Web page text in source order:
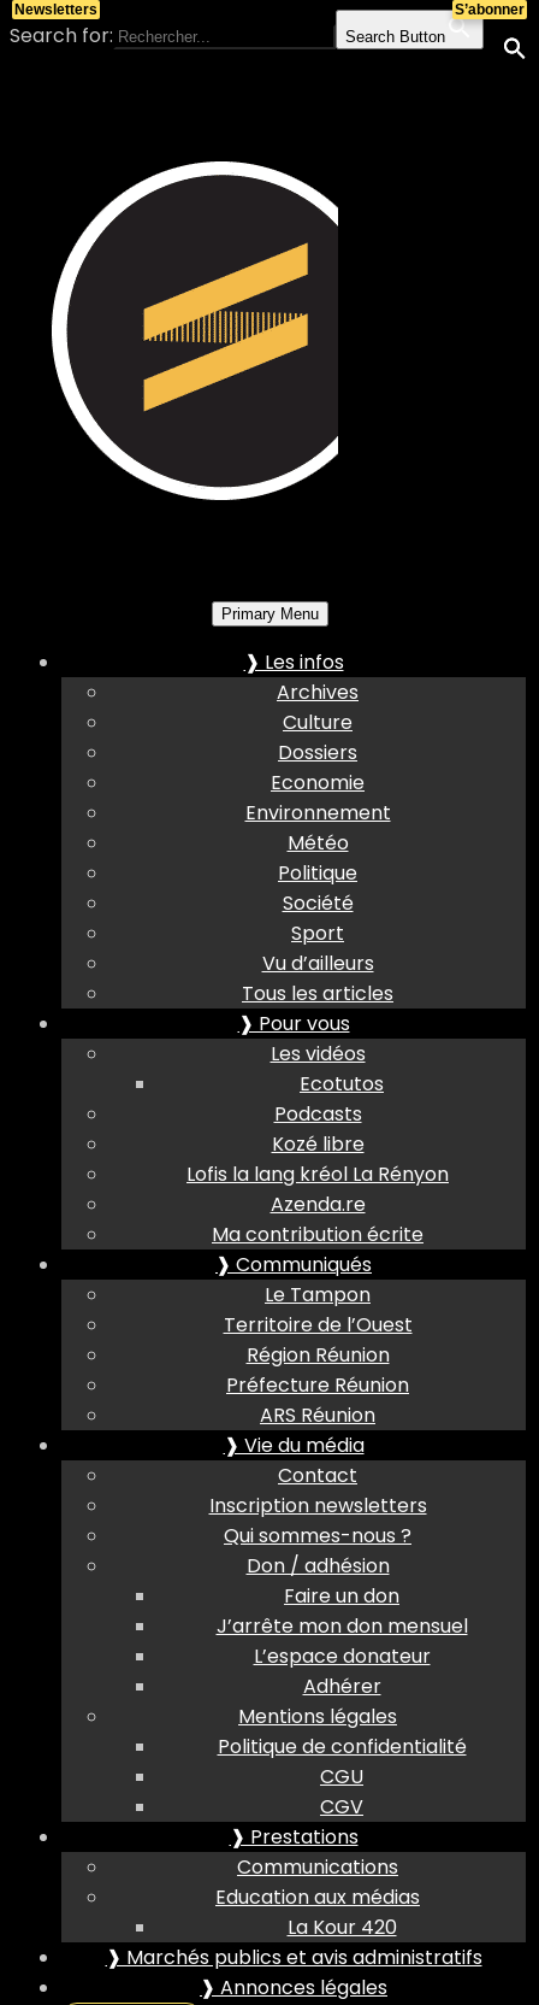
Search for: Search Button
Primary Menu
❱ Les infos
Archives
Culture
Dossiers
Economie
Environnement
Météo
Politique
Société
Sport
Vu d’ailleurs
Tous les articles
❱ Pour vous
Les vidéos
Ecotutos
Podcasts
Kozé libre
Lofis la lang kréol La Rényon
Azenda.re
Ma contribution écrite
❱ Communiqués
Le Tampon
Territoire de l’Ouest
Région Réunion
Préfecture Réunion
ARS Réunion
❱ Vie du média
Contact
Inscription newsletters
Qui sommes-nous ?
Don / adhésion
Faire un don
J’arrête mon don mensuel
L’espace donateur
Adhérer
Mentions légales
Politique de confidentialité
CGU
CGV
❱ Prestations
Communications
Education aux médias
La Kour 420
❱ Marchés publics et avis administratifs
❱ Annonces légales
S’abonner
Newsletters